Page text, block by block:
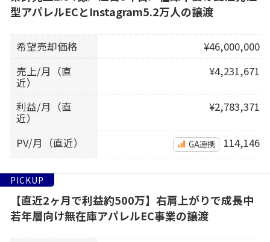
型アパレルECとInstagram5.2万人の譲渡
希望売却価格
¥46,000,000
売上/月（直
近）
¥4,231,671
利益/月（直
近）
¥2,783,371
PV/月（直近） GA連携 114,146
PICKUP
【直近2ヶ月で利益約500万】右肩上がりで成長中
若年層向け無在庫アパレルEC事業の譲渡